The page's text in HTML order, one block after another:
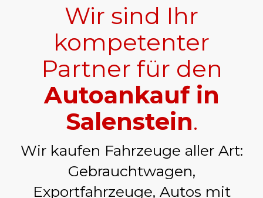
Wir sind Ihr
kompetenter
Partner für den
Autoankauf in
Salenstein.
Wir kaufen Fahrzeuge aller Art:
Gebrauchtwagen,
Exportfahrzeuge, Autos mit